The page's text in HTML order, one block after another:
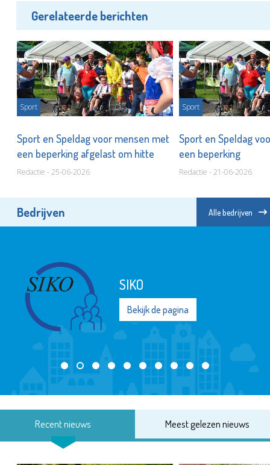
Gerelateerde berichten
Sport
Sport en Speldag voor mensen met
een beperking afgelast om hitte
Redactie - 25-06-2026
Sport
Sport en Speldag
een beperking
Redactie - 21-06-2026
Bedrijven Alle bedrijven
SIKO
Bekijk de pagina
Recent nieuws Meest gelezen nieuws